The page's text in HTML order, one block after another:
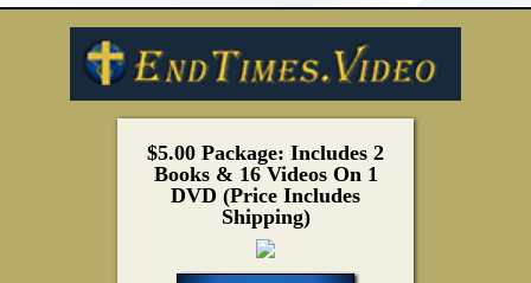
$5.00 Package: Includes 2
Books & 16 Videos On 1
DVD (Price Includes
Shipping)